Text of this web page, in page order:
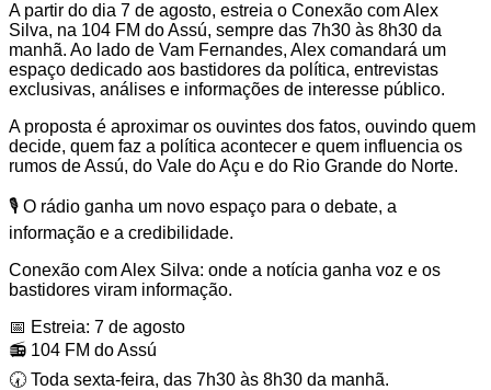
A partir do dia 7 de agosto, estreia o Conexão com Alex
Silva, na 104 FM do Assú, sempre das 7h30 às 8h30 da
manhã. Ao lado de Vam Fernandes, Alex comandará um
espaço dedicado aos bastidores da política, entrevistas
exclusivas, análises e informações de interesse público.
A proposta é aproximar os ouvintes dos fatos, ouvindo quem
decide, quem faz a política acontecer e quem influencia os
rumos de Assú, do Vale do Açu e do Rio Grande do Norte.
🎙️ O rádio ganha um novo espaço para o debate, a
informação e a credibilidade.
Conexão com Alex Silva: onde a notícia ganha voz e os
bastidores viram informação.
📅 Estreia: 7 de agosto
📻 104 FM do Assú
🕢 Toda sexta-feira, das 7h30 às 8h30 da manhã.